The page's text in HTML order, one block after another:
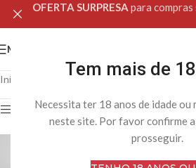
Tem mais de
Necessita ter 18 anos de idade ou
neste site. Por favor confirme a
prosseguir.
OFERTA SURPRESA para
MENU
Início
Filtro